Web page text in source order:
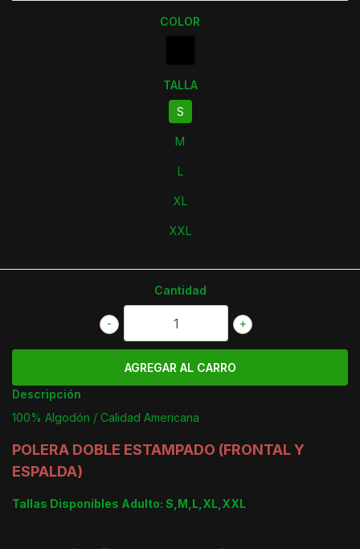
COLOR
TALLA
S
M
L
XL
XXL
Cantidad
+
-
Descripción
100% Algodón / Calidad Americana
POLERA DOBLE ESTAMPADO (FRONTAL Y
ESPALDA)
Tallas Disponibles Adulto: S,M,L,XL,XXL